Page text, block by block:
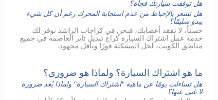
هل توقفت سيارتك فجأة؟
هل تشعر بالإحباط من عدم استجابة المحرك رغم أن كل شيء
يبدو سليمًا؟
حسناُ، لا تفقد أعصابك، فنحن في كراجات الراشد نوفر لك
خدمة عمل اشتراك السيارة كراج تبديل تاير العاصمة في جميع
مناطق الكويت، لحل المشكلة فورًا وبأقل مجهود.
ما هو اشتراك السيارة؟ ولماذا هو ضروري؟
هل تساءلت يومًا عن ماهية "اشتراك السيارة" ولماذا يُعد ضرورة
لا غنى عنها؟